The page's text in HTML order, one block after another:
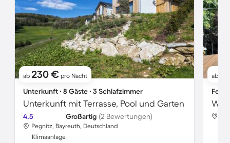
ab 230 € pro Nacht
Unterkunft ∙ 8 Gäste ∙ 3 Schlafzimmer
Unterkunft mit Terrasse, Pool und Garten
4.5 Großartig (2 Bewertungen)
Pegnitz, Bayreuth, Deutschland
Klimaanlage
ab